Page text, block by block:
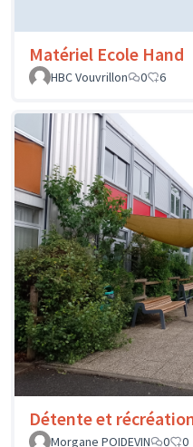
Matériel Ecole Hand
HBC Vouvrillon
0 6
Détente et
Morgane POIDEVIN
0 0